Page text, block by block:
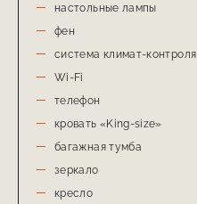
настольные лампы
фен
система климат-контроля
Wi-Fi
телефон
кровать «King-size»
багажная тумба
зеркало
кресло